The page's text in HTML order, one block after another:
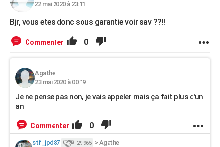
Bricolage
Lifestyle
Culture
Sport
Auto
Television
Voyage
Cinema
22 mai 2020 à 23:11
Bjr, vous etes donc sous garantie voir sav ??!!
Commenter 0
Agathe
23 mai 2020 à 00:19
Je ne pense pas non, je vais appeler mais ça fait plus d'un
an
Commenter 0
stf_jpd87 29 965 >Agathe